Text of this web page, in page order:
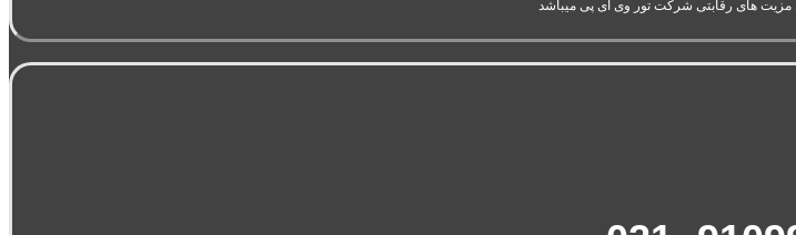
مزیت های رقابتی شرکت تور وی آی پی میباشد